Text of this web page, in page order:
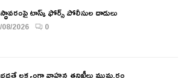
టాస్క్ ఫోర్స్ పోలీసుల దాడులు
2026 0